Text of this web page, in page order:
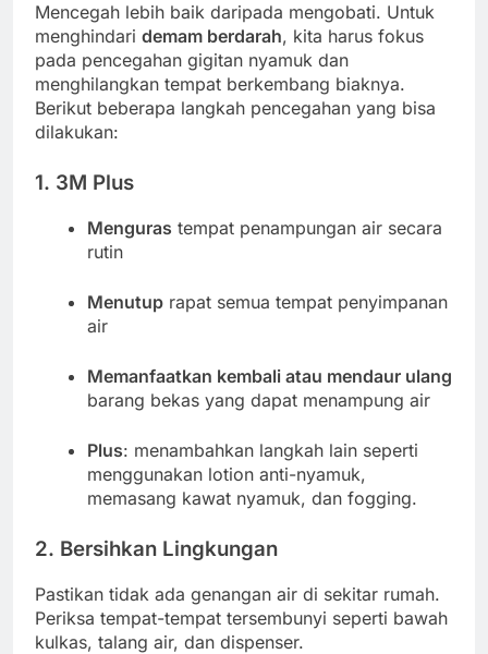
Mencegah lebih baik daripada mengobati. Untuk
menghindari demam berdarah, kita harus fokus
pada pencegahan gigitan nyamuk dan
menghilangkan tempat berkembang biaknya.
Berikut beberapa langkah pencegahan yang bisa
dilakukan:
1. 3M Plus
Menguras tempat penampungan air secara
rutin
Menutup rapat semua tempat penyimpanan
air
Memanfaatkan kembali atau mendaur ulang
barang bekas yang dapat menampung air
Plus: menambahkan langkah lain seperti
menggunakan lotion anti-nyamuk,
memasang kawat nyamuk, dan fogging.
2. Bersihkan Lingkungan
Pastikan tidak ada genangan air di sekitar rumah.
Periksa tempat-tempat tersembunyi seperti bawah
kulkas, talang air, dan dispenser.